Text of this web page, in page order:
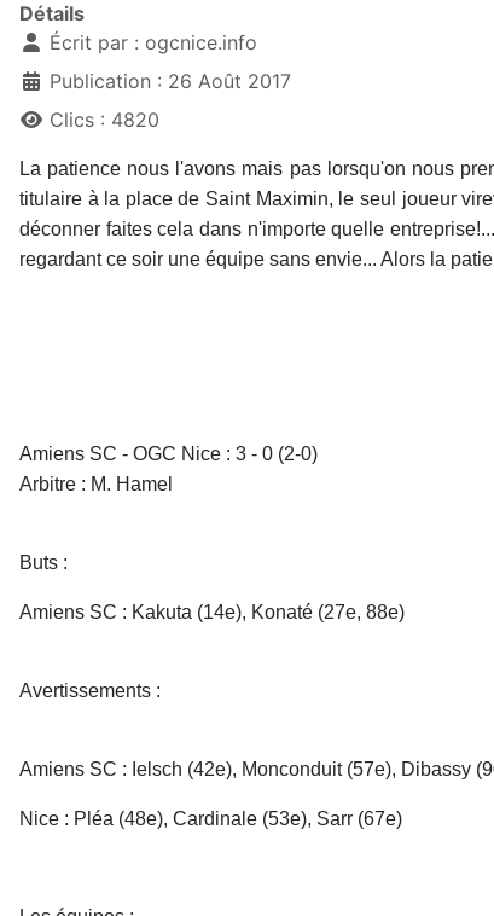
Détails
Écrit par : ogcnice.info
Publication : 26 Août 2017
Clics : 4820
La patience nous l'avons mais pas lorsqu'on nous
titulaire à la place de Saint Maximin, le seul joueur
déconner faites cela dans n'importe quelle
regardant ce soir une équipe sans envie... Alors la
Amiens SC - OGC Nice : 3 - 0 (2-0)
Arbitre : M. Hamel
Buts :
Amiens SC : Kakuta (14e), Konaté (27e, 88e)
Avertissements :
Amiens SC : Ielsch (42e), Monconduit (57e), Dibassy
Nice : Pléa (48e), Cardinale (53e), Sarr (67e)